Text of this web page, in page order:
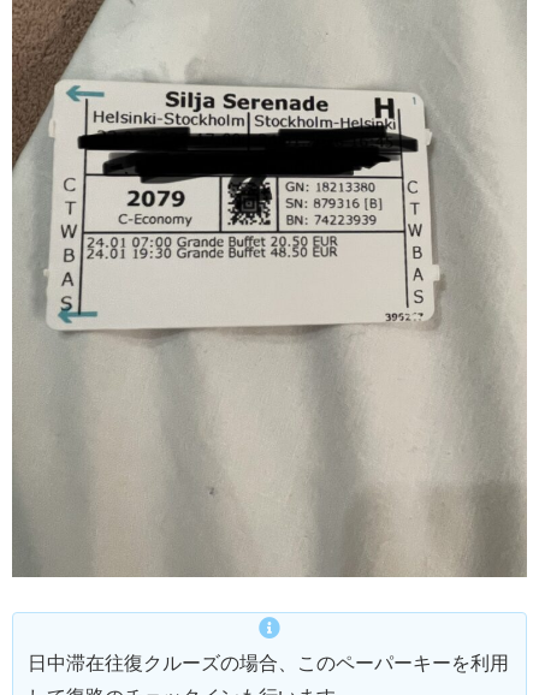
日中滞在往復クルーズの場合、このペーパーキーを利用